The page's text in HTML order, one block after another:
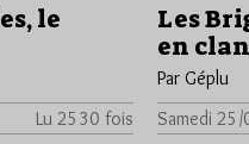
le
Lu 2530 fois
Les
en
Par Géplu
Samedi 25/